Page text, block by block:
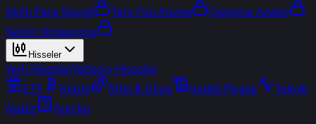
Akıllı Para Sinyali
Ters Fon Arama
Çakışma Analizi
Sektör Rotasyonu
Hisseler
Yerli HisselerYabancı Hisseler
ETF
Kripto Altın & Döviz Vadeli Piyasa
Teknik
Analiz
Araçlar